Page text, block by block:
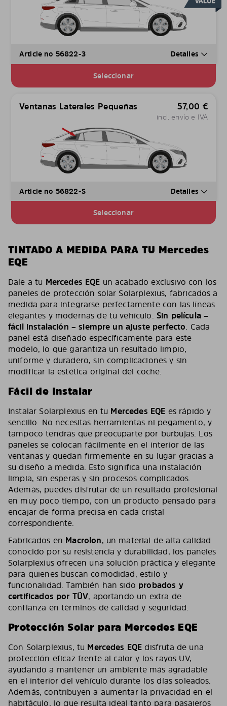
Article no 56822-3 Detalles
Seleccionar
Ventanas Laterales Pequeñas 57,00 €
incl. envío e IVA
Article no 56822-S Detalles
Seleccionar
TINTADO A MEDIDA PARA TU Mercedes
EQE
Dale a tu Mercedes EQE un acabado exclusivo con los
paneles de protección solar Solarplexius, fabricados a
medida para integrarse perfectamente con las líneas
elegantes y modernas de tu vehículo. Sin película –
fácil instalación – siempre un ajuste perfecto. Cada
panel está diseñado específicamente para este
modelo, lo que garantiza un resultado limpio,
uniforme y duradero, sin complicaciones y sin
modificar la estética original del coche.
Fácil de Instalar
Instalar Solarplexius en tu Mercedes EQE es rápido y
sencillo. No necesitas herramientas ni pegamento, y
tampoco tendrás que preocuparte por burbujas. Los
paneles se colocan fácilmente en el interior de las
ventanas y quedan firmemente en su lugar gracias a
su diseño a medida. Esto significa una instalación
limpia, sin esperas y sin procesos complicados.
Además, puedes disfrutar de un resultado profesional
en muy poco tiempo, con un producto pensado para
encajar de forma precisa en cada cristal
correspondiente.
Fabricados en Macrolon, un material de alta calidad
conocido por su resistencia y durabilidad, los paneles
Solarplexius ofrecen una solución práctica y elegante
para quienes buscan comodidad, estilo y
funcionalidad. También han sido probados y
certificados por TÜV, aportando un extra de
confianza en términos de calidad y seguridad.
Protección Solar para Mercedes EQE
Con Solarplexius, tu Mercedes EQE disfruta de una
protección eficaz frente al calor y los rayos UV,
ayudando a mantener un ambiente más agradable
en el interior del vehículo durante los días soleados.
Además, contribuyen a aumentar la privacidad en el
habitáculo, lo que resulta ideal tanto para pasajeros